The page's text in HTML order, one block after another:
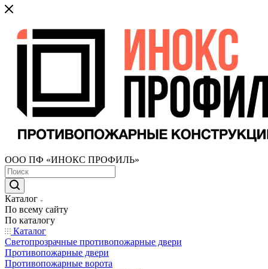
ООО ПФ «ИНОКС ПРОФИЛЬ»
Каталог
По всему сайту
По каталогу
Каталог
Светопрозрачные противопожарные двери
Противопожарные двери
Противопожарные ворота